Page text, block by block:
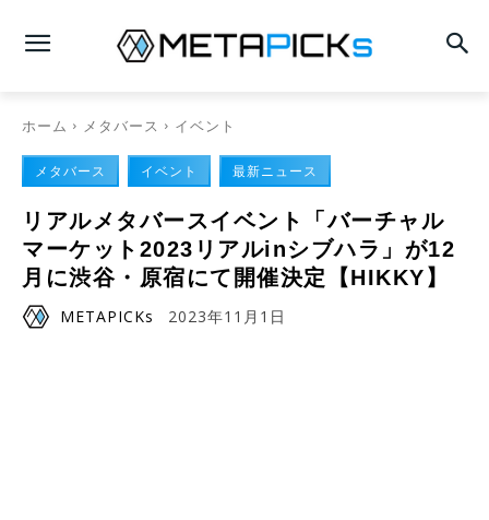
ホーム メタバース イベント
メタバース イベント 最新ニュース
リアルメタバースイベント「バーチャル
マーケット2023リアルinシブハラ」が12
月に渋谷・原宿にて開催決定【HIKKY】
METAPICKs 2023年11月1日